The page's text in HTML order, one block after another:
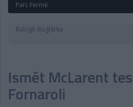
FORMULA
NEMZETKÖZI
DIGITÁLIS MAGAZIN
Parc Fermé
Balogh Boglárka
Ismét McLarent
Fornaroli